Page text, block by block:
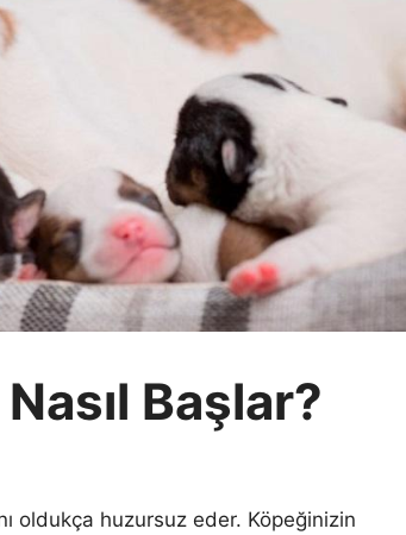
Başlar?
oldukça huzursuz eder. Köpeğinizin